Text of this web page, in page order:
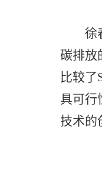
徐
碳排放
比较
具可行
技术的